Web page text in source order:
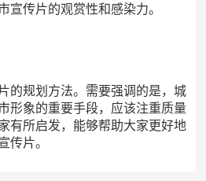
宣传片的观赏性和感染力。
的规划方法。需要强调的是，城
形象的重要手段，应该注重质量
有所启发，能够帮助大家更好地
传片。